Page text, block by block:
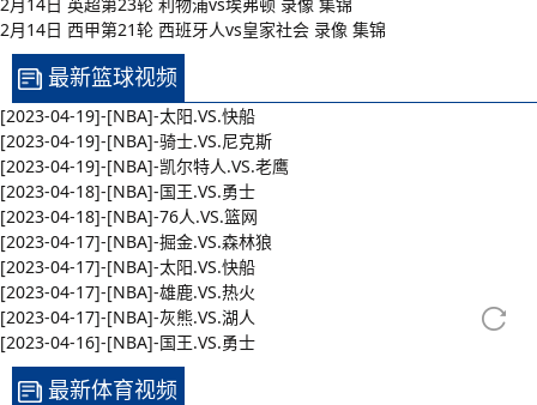
2月14日 西甲第21轮 西班牙人vs皇家社会 录像 集锦
最新篮球视频
[2023-04-19]-[NBA]-太阳.VS.快船
[2023-04-19]-[NBA]-骑士.VS.尼克斯
[2023-04-19]-[NBA]-凯尔特人.VS.老鹰
[2023-04-18]-[NBA]-国王.VS.勇士
[2023-04-18]-[NBA]-76人.VS.篮网
[2023-04-17]-[NBA]-掘金.VS.森林狼
[2023-04-17]-[NBA]-太阳.VS.快船
[2023-04-17]-[NBA]-雄鹿.VS.热火
[2023-04-17]-[NBA]-灰熊.VS.湖人
[2023-04-16]-[NBA]-国王.VS.勇士
最新体育视频